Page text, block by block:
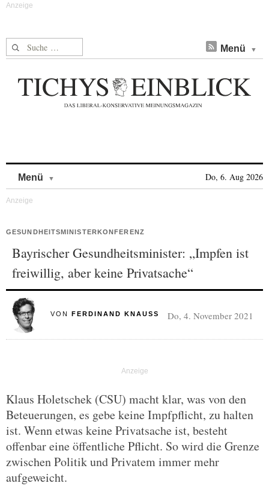
Suche nach: Menü
Menü Do, 6. Aug 2026
GESUNDHEITSMINISTERKONFERENZ
Bayrischer Gesundheitsminister: „Impfen ist
freiwillig, aber keine Privatsache“
VON FERDINAND KNAUSS Do, 4. November 2021
Klaus Holetschek (CSU) macht klar, was von den
Beteuerungen, es gebe keine Impfpflicht, zu halten
ist. Wenn etwas keine Privatsache ist, besteht
offenbar eine öffentliche Pflicht. So wird die Grenze
zwischen Politik und Privatem immer mehr
aufgeweicht.